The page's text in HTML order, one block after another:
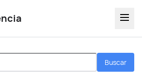
Buscar